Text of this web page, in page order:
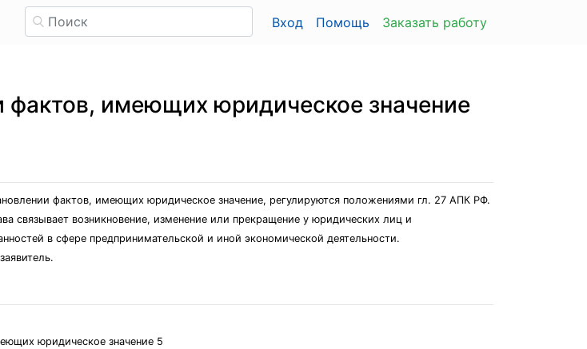
Вход Помощь Заказать работу
фактов, имеющих юридическое значение
фактов, имеющих юридическое значение, регулируются положениями гл. 27 АПК РФ.
связывает возникновение, изменение или прекращение у юридических лиц и
в сфере предпринимательской и иной экономической деятельности.
юридическое значение 5